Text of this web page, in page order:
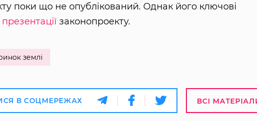
поки що не опублікований. Однак його ключові
презентаціїзаконопроекту.
землі
В СОЦМЕРЕЖАХ ВСІ